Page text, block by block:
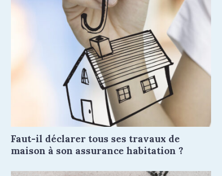
Faut-il déclarer tous ses travaux de
maison à son assurance habitation ?